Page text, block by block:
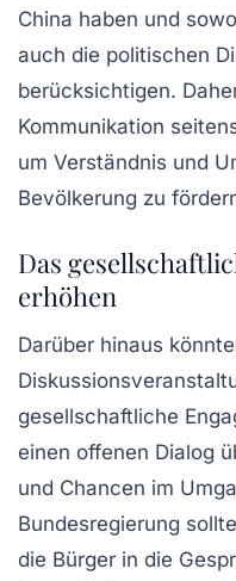
China haben und
auch die politischen
berücksichtigen.
Kommunikation
um Verständnis und
Bevölkerung zu
Das
erhöhen
Darüber hinaus
gesellschaftliche
einen offenen Dialog
und Chancen im
Bundesregierung
die Bürger in die